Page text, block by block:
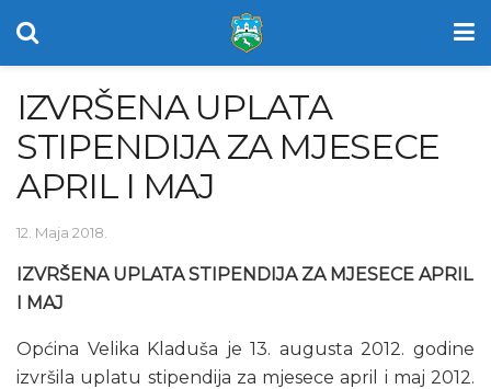
IZVRŠENA UPLATA
STIPENDIJA ZA MJESECE
APRIL I MAJ
12. Maja 2018.
IZVRŠENA UPLATA STIPENDIJA ZA MJESECE APRIL
I MAJ
Općina Velika Kladuša je 13. augusta 2012. godine
izvršila uplatu stipendija za mjesece april i maj 2012.